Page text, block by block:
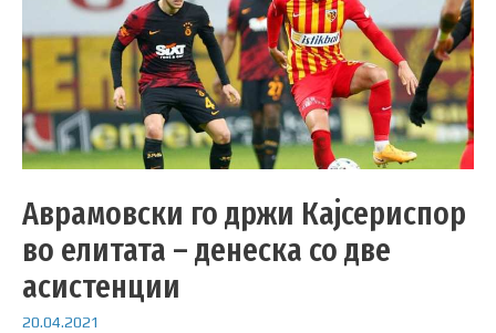
Аврамовски го држи Кајсериспор
во елитата – денеска со две
асистенции
20.04.2021